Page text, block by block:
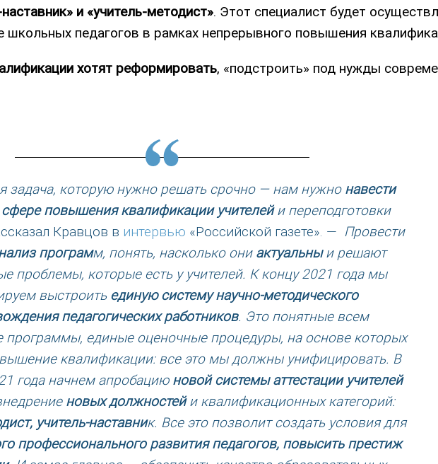
и «учитель-методист». Этот специалист будет
школьных педагогов в рамках непрерывного повышения
хотят реформировать, «подстроить» под нужды
задача, которую нужно решать срочно — нам нужно навести
повышения квалификации учителейи переподготовки
Кравцов в интервью «Российской газете». — Провести
программ, понять, насколько они актуальныи решают
проблемы, которые есть у учителей. К концу 2021 года мы
выстроить единую систему научно-методического
педагогических работников. Это понятные всем
программы, единые оценочные процедуры, на основе которых
квалификации: все это мы должны унифицировать. В
года начнем апробацию новой системы аттестации учителей
новых должностейи квалификационных категорий:
учитель-наставник. Все это позволит создать условия для
профессионального развития педагогов, повысить престиж